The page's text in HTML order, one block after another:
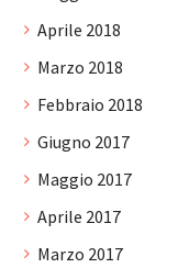
Aprile 2018
Marzo 2018
Febbraio 2018
Giugno 2017
Maggio 2017
Aprile 2017
Marzo 2017